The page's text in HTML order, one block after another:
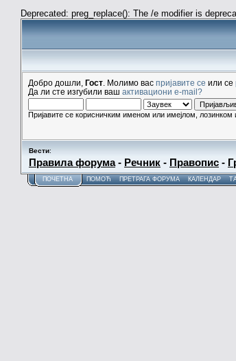
Deprecated: preg_replace(): The /e modifier is
Добро дошли, Гост . Молимо вас пријавите се или се
Да ли сте изгубили ваш активациони e-mail?
Пријавите се корисничким именом или имејлом, лозинком
Вести:
Правила форума- Речник - Правопис -
ПОЧЕТНА ПОМОЋ ПРЕТРАГА ФОРУМА КАЛЕНДАР